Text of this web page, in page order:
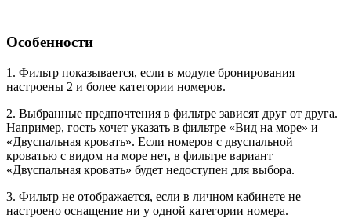
Особенности
1. Фильтр показывается, если в модуле бронирования
настроены 2 и более категории номеров.
2. Выбранные предпочтения в фильтре зависят друг от друга.
Например, гость хочет указать в фильтре «Вид на море» и
«Двуспальная кровать». Если номеров с двуспальной
кроватью с видом на море нет, в фильтре вариант
«Двуспальная кровать» будет недоступен для выбора.
3. Фильтр не отображается, если в личном кабинете не
настроено оснащение ни у одной категории номера.